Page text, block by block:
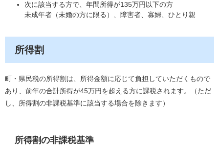
次に該当する方で、年間所得が135万円以下の方
未成年者（未婚の方に限る）、障害者、寡婦、ひとり親
所得割
町・県民税の所得割は、所得金額に応じて負担していただくもので
あり、前年の合計所得が45万円を超える方に課税されます。（ただ
し、所得割の非課税基準に該当する場合を除きます）
所得割の非課税基準